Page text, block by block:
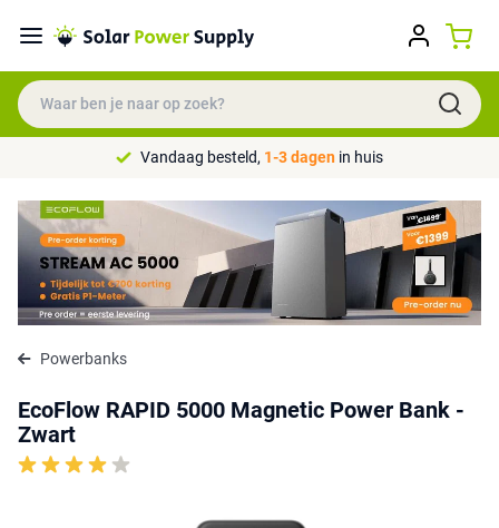
Vandaag besteld, 1-3 dagen in huis
Powerbanks
EcoFlow RAPID 5000 Magnetic Power Bank -
Zwart